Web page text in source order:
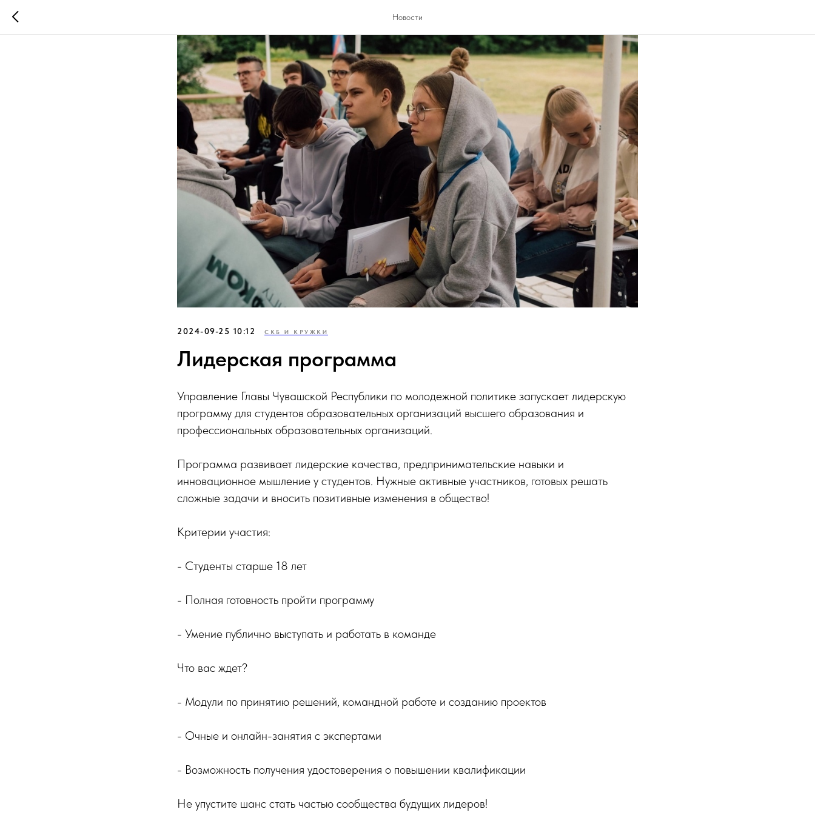
Новости
2024-09-25 10:12 СКБ И КРУЖКИ
Лидерская программа
Управление Главы Чувашской Республики по молодежной политике запускает лидерскую
программу для студентов образовательных организаций высшего образования и
профессиональных образовательных организаций.
Программа развивает лидерские качества, предпринимательские навыки и
инновационное мышление у студентов. Нужные активные участников, готовых решать
сложные задачи и вносить позитивные изменения в общество!
Критерии участия:
- Студенты старше 18 лет
- Полная готовность пройти программу
- Умение публично выступать и работать в команде
Что вас ждет?
- Модули по принятию решений, командной работе и созданию проектов
- Очные и онлайн-занятия с экспертами
- Возможность получения удостоверения о повышении квалификации
Не упустите шанс стать частью сообщества будущих лидеров!